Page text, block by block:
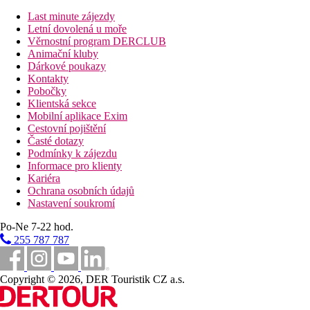
Last minute zájezdy
Letní dovolená u moře
Věrnostní program DERCLUB
Animační kluby
Dárkové poukazy
Kontakty
Pobočky
Klientská sekce
Mobilní aplikace Exim
Cestovní pojištění
Časté dotazy
Podmínky k zájezdu
Informace pro klienty
Kariéra
Ochrana osobních údajů
Nastavení soukromí
Po-Ne 7-22 hod.
255 787 787
Copyright © 2026, DER Touristik CZ a.s.